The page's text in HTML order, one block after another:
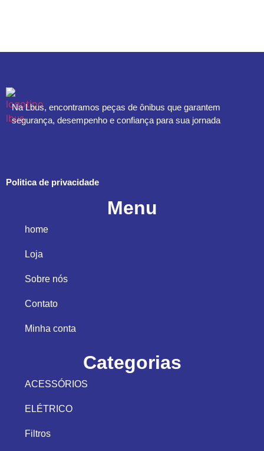
Na Lbus, encontramos peças de ônibus que garantem
segurança, desempenho e confiança para sua jornada
Politica de privacidade
Menu
home
Loja
Sobre nós
Contato
Minha conta
Categorias
ACESSÓRIOS
ELÉTRICO
Filtros